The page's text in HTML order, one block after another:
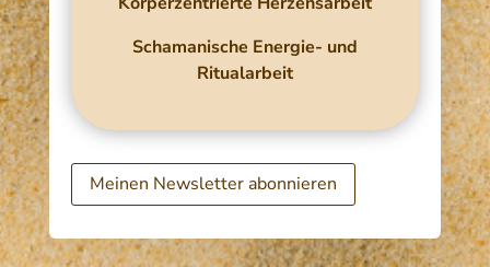
Schamanische Energie- und
Ritualarbeit​
Meinen Newsletter abonnieren